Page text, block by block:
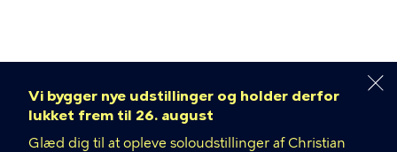
Vi bygger nye udstillinger og holder derfor
lukket frem til 26. august
Glæd dig til at opleve soloudstillinger af Christian